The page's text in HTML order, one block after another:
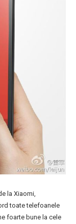
la Xiaomi,
toate telefoanele
foarte bune la cele